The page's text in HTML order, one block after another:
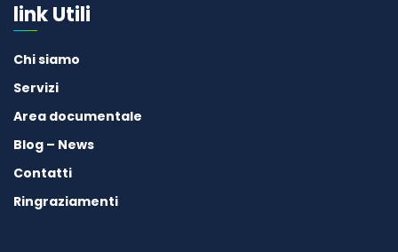
link Utili
Chi siamo
Servizi
Area documentale
Blog – News
Contatti
Ringraziamenti